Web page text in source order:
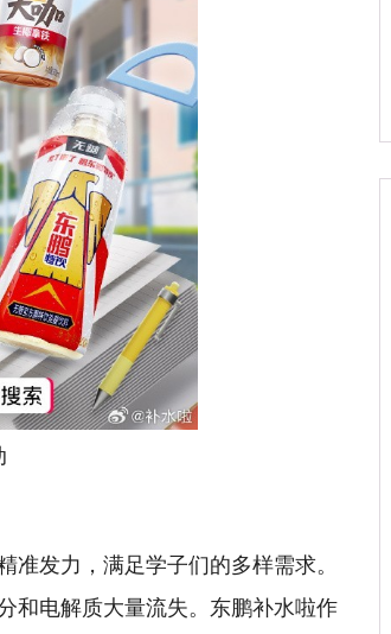
发力，满足学子们的多样需求。
和电解质大量流失。东鹏补水啦作